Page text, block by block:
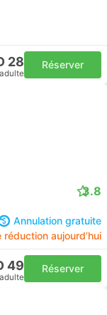
28 Réserver
3.8
Annulation gratuite
réduction aujourd’hui
49 Réserver